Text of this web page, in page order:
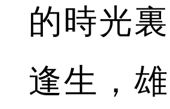
的時光
逢生，